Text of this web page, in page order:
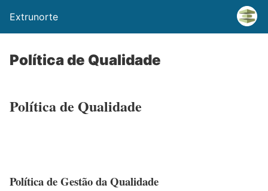
Extrunorte
Política de Qualidade
Política de Qualidade
Política de Gestão da Qualidade